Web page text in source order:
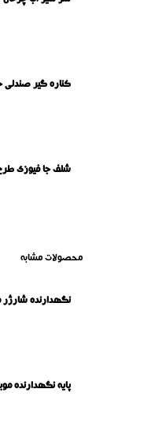
کناره گیر صندلی
شلف جا فیوزی
محصولات مشابه
نگهدارنده شارژر
پایه نگهدارنده